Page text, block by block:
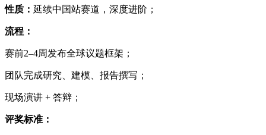
性质： 延续中国站赛道，深度进阶；
流程：
赛前2–4周发布全球议题框架；
团队完成研究、建模、报告撰写；
现场演讲 + 答辩；
评奖标准：